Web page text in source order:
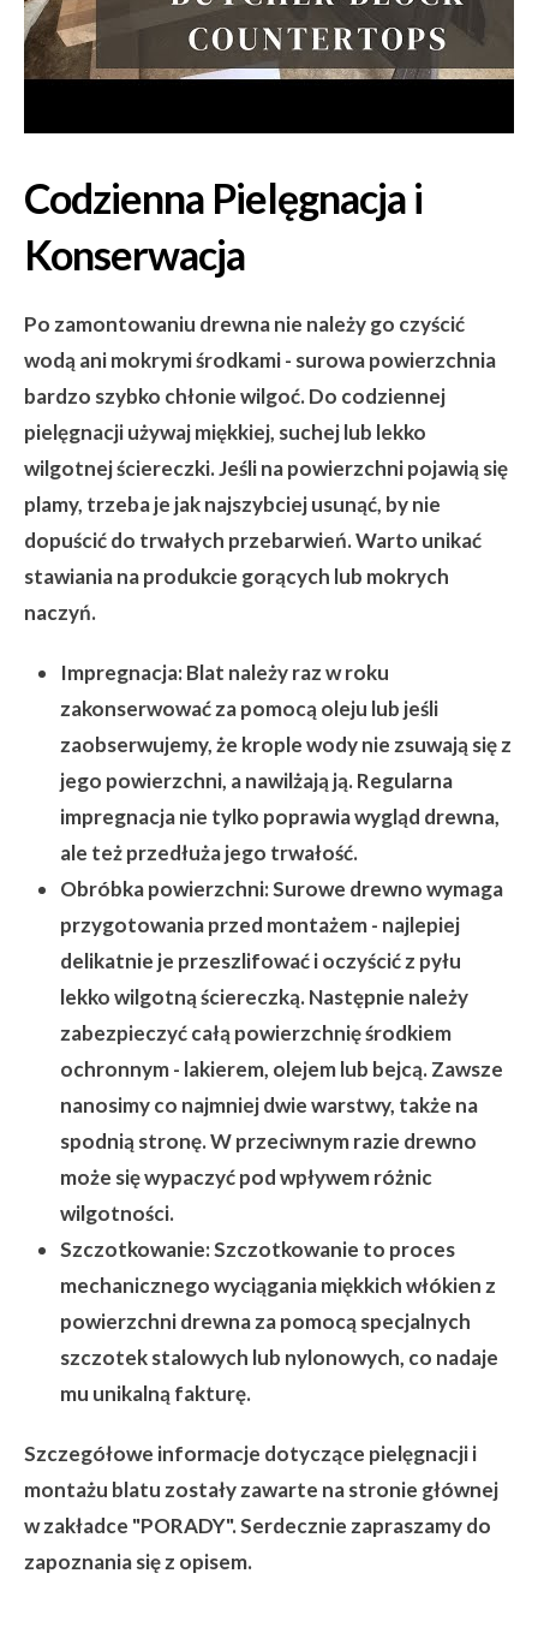
Codzienna Pielęgnacja i
Konserwacja
Po zamontowaniu drewna nie należy go czyścić
wodą ani mokrymi środkami - surowa powierzchnia
bardzo szybko chłonie wilgoć. Do codziennej
pielęgnacji używaj miękkiej, suchej lub lekko
wilgotnej ściereczki. Jeśli na powierzchni pojawią się
plamy, trzeba je jak najszybciej usunąć, by nie
dopuścić do trwałych przebarwień. Warto unikać
stawiania na produkcie gorących lub mokrych
naczyń.
Impregnacja:Blat należy raz w roku
zakonserwować za pomocą oleju lub jeśli
zaobserwujemy, że krople wody nie zsuwają się z
jego powierzchni, a nawilżają ją. Regularna
impregnacja nie tylko poprawia wygląd drewna,
ale też przedłuża jego trwałość.
Obróbka powierzchni:Surowe drewno wymaga
przygotowania przed montażem - najlepiej
delikatnie je przeszlifować i oczyścić z pyłu
lekko wilgotną ściereczką. Następnie należy
zabezpieczyć całą powierzchnię środkiem
ochronnym - lakierem, olejem lub bejcą. Zawsze
nanosimy co najmniej dwie warstwy, także na
spodnią stronę. W przeciwnym razie drewno
może się wypaczyć pod wpływem różnic
wilgotności.
Szczotkowanie:Szczotkowanie to proces
mechanicznego wyciągania miękkich włókien z
powierzchni drewna za pomocą specjalnych
szczotek stalowych lub nylonowych, co nadaje
mu unikalną fakturę.
Szczegółowe informacje dotyczące pielęgnacji i
montażu blatu zostały zawarte na stronie głównej
w zakładce "PORADY". Serdecznie zapraszamy do
zapoznania się z opisem.